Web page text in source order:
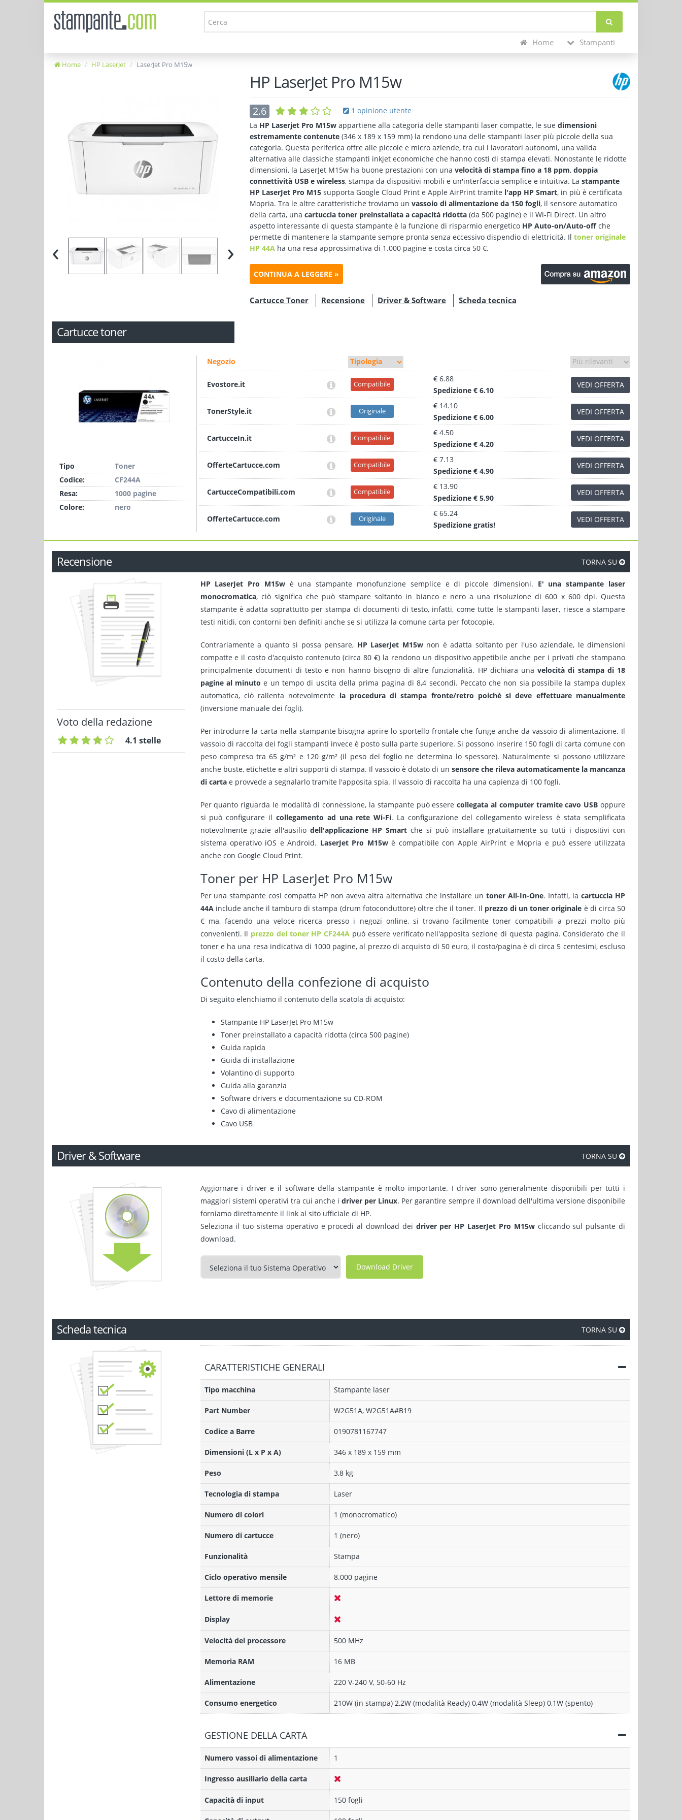
Home Stampanti
Home HP LaserJet LaserJet Pro M15w
HP LaserJet Pro M15w
‹ ›
2.6
1 opinione utente
La HP Laserjet Pro M15w appartiene alla categoria delle stampanti laser compatte, le sue dimensioni
estremamente contenute (346 x 189 x 159 mm) la rendono una delle stampanti laser più piccole della sua
categoria. Questa periferica offre alle piccole e micro aziende, tra cui i lavoratori autonomi, una valida
alternativa alle classiche stampanti inkjet economiche che hanno costi di stampa elevati. Nonostante le ridotte
dimensioni, la LaserJet M15w ha buone prestazioni con una velocità di stampa fino a 18 ppm, doppia
connettività USB e wireless, stampa da dispositivi mobili e un'interfaccia semplice e intuitiva. La stampante
HP LaserJet Pro M15 supporta Google Cloud Print e Apple AirPrint tramite l'app HP Smart, in più è certificata
Mopria. Tra le altre caratteristiche troviamo un vassoio di alimentazione da 150 fogli, il sensore automatico
della carta, una cartuccia toner preinstallata a capacità ridotta (da 500 pagine) e il Wi-Fi Direct. Un altro
aspetto interessante di questa stampante è la funzione di risparmio energetico HP Auto-on/Auto-offche
permette di mantenere la stampante sempre pronta senza eccessivo dispendio di elettricità. Il toner originale
HP 44A ha una resa approssimativa di 1.000 pagine e costa circa 50 €.
CONTINUA A LEGGERE »
Cartucce Toner Recensione Driver & Software Scheda tecnica
Cartucce toner
Tipo
Toner
Codice:
CF244A
Resa:
1000 pagine
Colore:
nero
Negozio
Evostore.it Compatibile
€ 6.88
Spedizione € 6.10
VEDI OFFERTA
TonerStyle.it Originale
€ 14.10
Spedizione € 6.00
VEDI OFFERTA
CartucceIn.it Compatibile
€ 4.50
Spedizione € 4.20
VEDI OFFERTA
OfferteCartucce.com Compatibile
€ 7.13
Spedizione € 4.90
VEDI OFFERTA
CartucceCompatibili.com Compatibile
€ 13.90
Spedizione € 5.90
VEDI OFFERTA
OfferteCartucce.com Originale
€ 65.24
Spedizione gratis!
VEDI OFFERTA
Recensione TORNA SU
Voto della redazione
4.1 stelle
HP LaserJet Pro M15wè una stampante monofunzione semplice e di piccole dimensioni. E' una stampante laser
monocromatica, ciò significa che può stampare soltanto in bianco e nero a una risoluzione di 600 x 600 dpi. Questa
stampante è adatta soprattutto per stampa di documenti di testo, infatti, come tutte le stampanti laser, riesce a stampare
testi nitidi, con contorni ben definiti anche se si utilizza la comune carta per fotocopie.
Contrariamente a quanto si possa pensare, HP LaserJet M15wnon è adatta soltanto per l'uso aziendale, le dimensioni
compatte e il costo d'acquisto contenuto (circa 80 €) la rendono un dispositivo appetibile anche per i privati che stampano
principalmente documenti di testo e non hanno bisogno di altre funzionalità. HP dichiara unavelocità di stampa di 18
pagine al minuto e un tempo di uscita della prima pagina di 8,4 secondi. Peccato che non sia possibile la stampa duplex
automatica, ciò rallenta notevolmente la procedura di stampa fronte/retro poichè si deve effettuare manualmente
(inversione manuale dei fogli).
Per introdurre la carta nella stampante bisogna aprire lo sportello frontale che funge anche da vassoio di alimentazione. Il
vassoio di raccolta dei fogli stampanti invece è posto sulla parte superiore. Si possono inserire 150 fogli di carta comune con
peso compreso tra 65 g/m² e 120 g/m² (il peso del foglio ne determina lo spessore). Naturalmente si possono utilizzare
anche buste, etichette e altri supporti di stampa. Il vassoio è dotato di un sensore che rileva automaticamente la mancanza
di cartae provvede a segnalarlo tramite l'apposita spia. Il vassoio di raccolta ha una capienza di 100 fogli.
Per quanto riguarda le modalità di connessione, la stampante può esserecollegata al computer tramite cavo USB oppure
si può configurare il collegamento ad una rete Wi-Fi. La configurazione del collegamento wireless è stata semplificata
notevolmente grazie all'ausiliodell'applicazione HP Smart che si può installare gratuitamente su tutti i dispositivi con
sistema operativo iOS e Android. LaserJet Pro M15wè compatibile con Apple AirPrint e Mopria e può essere utilizzata
anche con Google Cloud Print.
Toner per HP LaserJet Pro M15w
Per una stampante così compatta HP non aveva altra alternativa che installare untoner All-In-One. Infatti, lacartuccia HP
44Ainclude anche il tamburo di stampa (drum fotoconduttore) oltre che il toner. Il prezzo di un toner originale è di circa 50
€ ma, facendo una veloce ricerca presso i negozi online, si trovano facilmente toner compatibili a prezzi molto più
convenienti. Il prezzo del toner HP CF244A può essere verificato nell'apposita sezione di questa pagina. Considerato che il
toner e ha una resa indicativa di 1000 pagine, al prezzo di acquisto di 50 euro, il costo/pagina è di circa 5 centesimi, escluso
il costo della carta.
Contenuto della confezione di acquisto
Di seguito elenchiamo il contenuto della scatola di acquisto:
Stampante HP LaserJet Pro M15w
Toner preinstallato a capacità ridotta (circa 500 pagine)
Guida rapida
Guida di installazione
Volantino di supporto
Guida alla garanzia
Software drivers e documentazione su CD-ROM
Cavo di alimentazione
Cavo USB
Driver & Software TORNA SU
Aggiornare i driver e il software della stampante è molto importante. I driver sono generalmente disponibili per tutti i
maggiori sistemi operativi tra cui anche idriver per Linux. Per garantire sempre il download dell'ultima versione disponibile
forniamo direttamente il link al sito ufficiale di HP.
Seleziona il tuo sistema operativo e procedi al download dei driver per HP LaserJet Pro M15wcliccando sul pulsante di
download.
Download Driver
Scheda tecnica TORNA SU
CARATTERISTICHE GENERALI
Tipo macchina Stampante laser
Part Number W2G51A, W2G51A#B19
Codice a Barre 0190781167747
Dimensioni (L x P x A) 346 x 189 x 159 mm
Peso 3,8 kg
Tecnologia di stampa Laser
Numero di colori 1 (monocromatico)
Numero di cartucce 1 (nero)
Funzionalità Stampa
Ciclo operativo mensile 8.000 pagine
Lettore di memorie
Display
Velocità del processore 500 MHz
Memoria RAM 16 MB
Alimentazione 220 V-240 V, 50-60 Hz
Consumo energetico 210W (in stampa) 2,2W (modalità Ready) 0,4W (modalità Sleep) 0,1W (spento)
GESTIONE DELLA CARTA
Numero vassoi di alimentazione 1
Ingresso ausiliario della carta
Capacità di input 150 fogli